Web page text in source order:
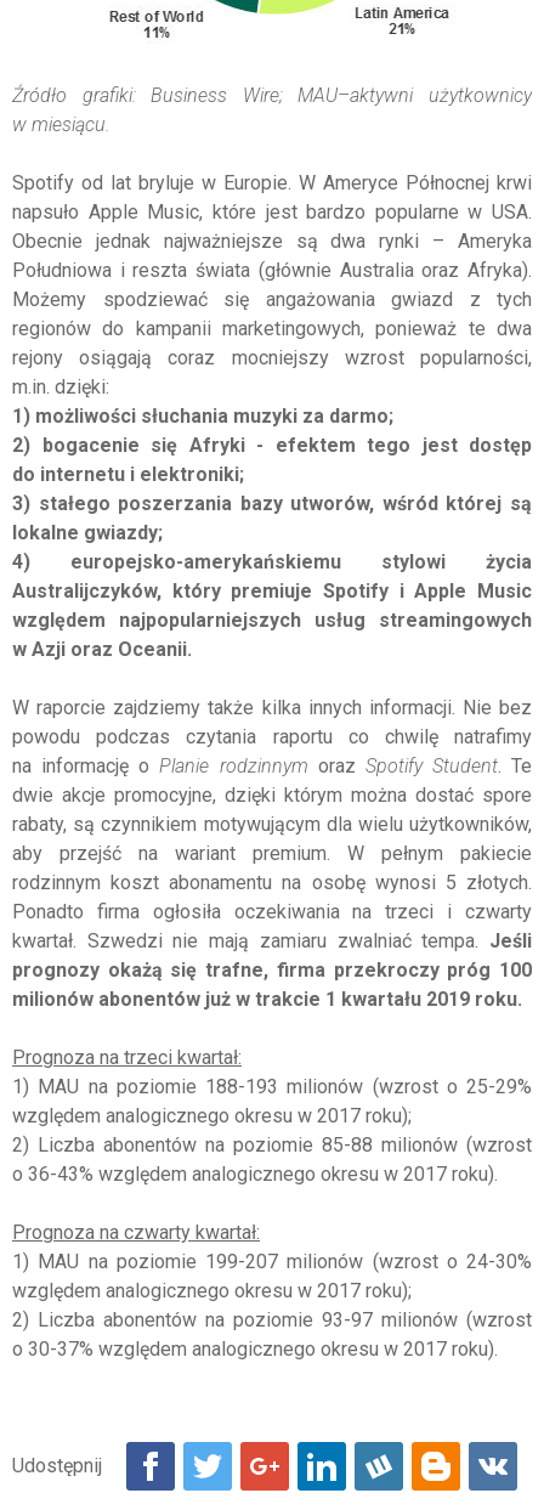
Źródło grafiki: Business Wire; MAU–aktywni użytkownicy
w miesiącu.
Spotify od lat bryluje w Europie. W Ameryce Północnej krwi
napsuło Apple Music, które jest bardzo popularne w USA.
Obecnie jednak najważniejsze są dwa rynki – Ameryka
Południowa i reszta świata (głównie Australia oraz Afryka).
Możemy spodziewać się angażowania gwiazd z tych
regionów do kampanii marketingowych, ponieważ te dwa
rejony osiągają coraz mocniejszy wzrost popularności,
m.in. dzięki:
1) możliwości słuchania muzyki za darmo;
2) bogacenie się Afryki - efektem tego jest dostęp
do internetu i elektroniki;
3) stałego poszerzania bazy utworów, wśród której są
lokalne gwiazdy;
4) europejsko-amerykańskiemu stylowi życia
Australijczyków, który premiuje Spotify i Apple Music
względem najpopularniejszych usług streamingowych
w Azji oraz Oceanii.
W raporcie zajdziemy także kilka innych informacji. Nie bez
powodu podczas czytania raportu co chwilę natrafimy
na informację oPlanie rodzinnym oraz Spotify Student. Te
dwie akcje promocyjne, dzięki którym można dostać spore
rabaty, są czynnikiem motywującym dla wielu użytkowników,
aby przejść na wariant premium. W pełnym pakiecie
rodzinnym koszt abonamentu na osobę wynosi 5 złotych.
Ponadto firma ogłosiła oczekiwania na trzeci i czwarty
kwartał. Szwedzi nie mają zamiaru zwalniać tempa. Jeśli
prognozy okażą się trafne, firma przekroczy próg 100
milionów abonentów już w trakcie 1 kwartału 2019 roku.
Prognoza na trzeci kwartał:
1) MAU na poziomie 188-193 milionów (wzrost o 25-29%
względem analogicznego okresu w 2017 roku);
2) Liczba abonentów na poziomie 85-88 milionów (wzrost
o 36-43% względem analogicznego okresu w 2017 roku).
Prognoza na czwarty kwartał:
1) MAU na poziomie 199-207 milionów (wzrost o 24-30%
względem analogicznego okresu w 2017 roku);
2) Liczba abonentów na poziomie 93-97 milionów (wzrost
o 30-37% względem analogicznego okresu w 2017 roku).